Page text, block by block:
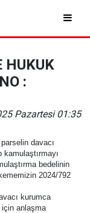
HUKUK
:
Pazartesi 01:35
davacı
kamulaştırmayı
bedelinin
2024/792
kurumca
için anlaşma